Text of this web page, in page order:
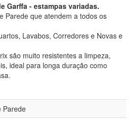
Garffa - estampas variadas.
Parede que atendem a todos os
Lavabos, Corredores e Novas e
são muito resistentes a limpeza,
ideal para longa duração como
Parede